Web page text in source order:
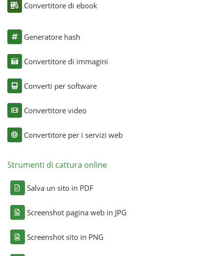
Convertitore di ebook
Generatore hash
Convertitore di immagini
Converti per software
Convertitore video
Convertitore per i servizi web
Strumenti di cattura online
Salva un sito in PDF
Screenshot pagina web in JPG
Screenshot sito in PNG